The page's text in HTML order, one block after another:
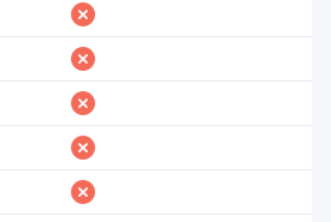
fehlt
fehlt
fehlt
fehlt
fehlt